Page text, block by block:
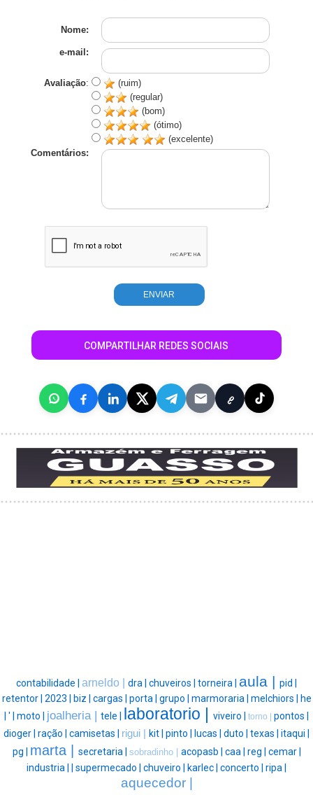
Nome:
e-mail:
Avaliação:
(ruim)
(regular)
(bom)
(ótimo)
(excelente)
Comentários:
COMPARTILHAR REDES SOCIAIS
contabilidade | arneldo | dra | chuveiros | torneira | aula | pid |
retentor | 2023 | biz | cargas | porta | grupo | marmoraria | melchiors |
he
' | moto | joalheria | tele | laboratorio | viveiro | torno | pontos |
dioger | ração | camisetas | rigui | kit | pinto | lucas | duto | texas | itaqui |
pg | marta | secretaria | sobradinho | acopasb | caa | reg | cemar |
industria |
supermecado | chuveiro | karlec | concerto | ripa |
aquecedor |